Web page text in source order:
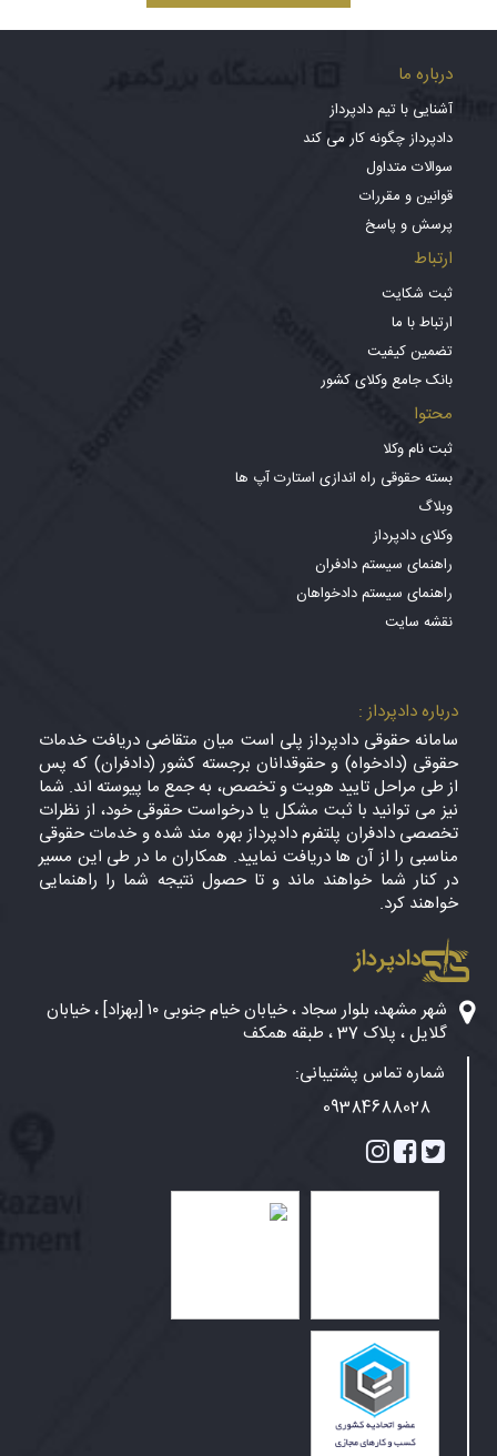
درباره ما
آشنایی با تیم دادپرداز
دادپرداز چگونه کار می کند
سوالات متداول
قوانین و مقررات
پرسش و پاسخ
ارتباط
ثبت شکایت
ارتباط با ما
تضمین کیفیت
بانک جامع وکلای کشور
محتوا
ثبت نام وکلا
بسته حقوقی راه اندازی استارت آپ ها
وبلاگ
وکلای دادپرداز
راهنمای سیستم دادفران
راهنمای سیستم دادخواهان
نقشه سایت
درباره دادپرداز :
سامانه حقوقی دادپرداز پلی است میان متقاضی دریافت خدمات
حقوقی (دادخواه) و حقوقدانان برجسته کشور (دادفران) که پس
از طی مراحل تایید هویت و تخصص، به جمع ما پیوسته اند. شما
نیز می توانید با ثبت مشکل یا درخواست حقوقی خود، از نظرات
تخصصی دادفران پلتفرم دادپرداز بهره مند شده و خدمات حقوقی
مناسبی را از آن ها دریافت نمایید. همکاران ما در طی این مسیر
در کنار شما خواهند ماند و تا حصول نتیجه شما را راهنمایی
خواهند کرد.
دادپرداز
شهر مشهد، بلوار سجاد ، خیابان خیام جنوبی ۱۰ [بهزاد] ، خیابان
گلایل ، پلاک 37 ، طبقه همکف
شماره تماس پشتیبانی:
09384688028